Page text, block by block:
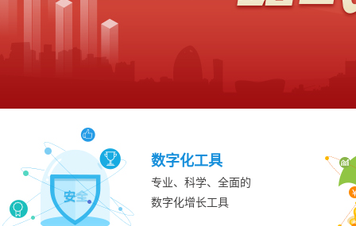
数字化工具
专业、科学、全面的
数字化增长工具